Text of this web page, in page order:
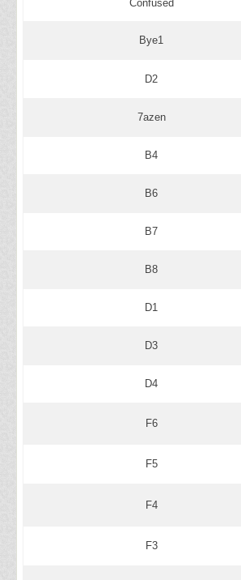
Confused
Bye1
D2
7azen
B4
B6
B7
B8
D1
D3
D4
F6
F5
F4
F3